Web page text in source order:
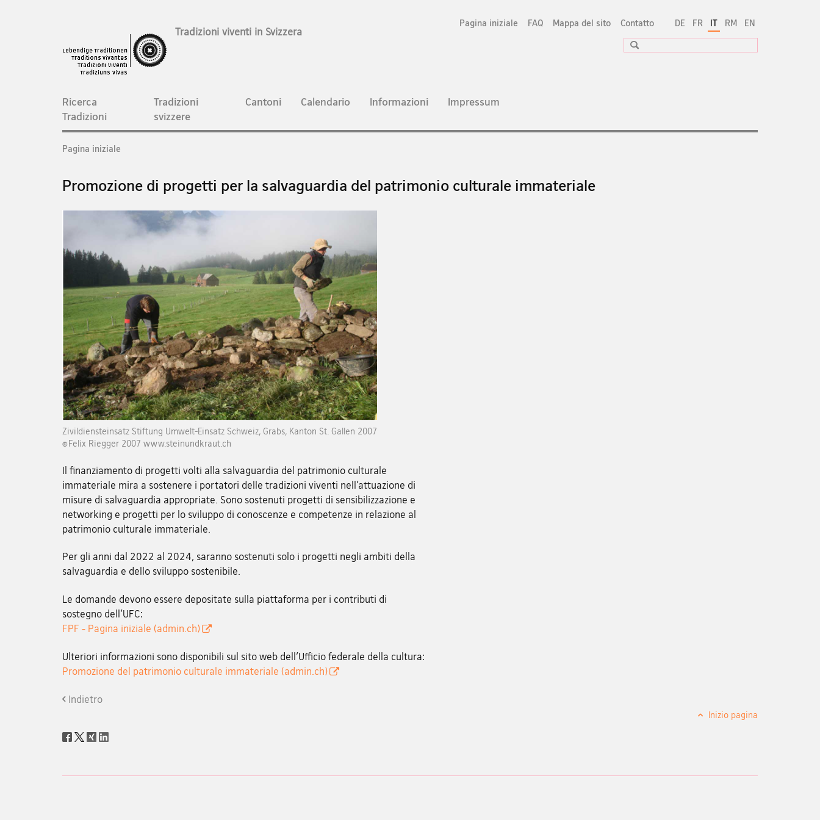
DE FR IT RM EN
Pagina iniziale FAQ Mappa del sito Contatto
Tradizioni viventi in Svizzera
Ricerca
Navigation
Ricerca
Tradizioni
Tradizioni
svizzere
Cantoni Calendario Informazioni Impressum
Breadcrumb
Pagina iniziale
Promozione di progetti per la salvaguardia del patrimonio culturale immateriale
Zivildiensteinsatz Stiftung Umwelt-Einsatz Schweiz, Grabs, Kanton St. Gallen 2007
©Felix Riegger 2007 www.steinundkraut.ch
Il finanziamento di progetti volti alla salvaguardia del patrimonio culturale
immateriale mira a sostenere i portatori delle tradizioni viventi nell’attuazione di
misure di salvaguardia appropriate. Sono sostenuti progetti di sensibilizzazione e
networking e progetti per lo sviluppo di conoscenze e competenze in relazione al
patrimonio culturale immateriale.
Per gli anni dal 2022 al 2024, saranno sostenuti solo i progetti negli ambiti della
salvaguardia e dello sviluppo sostenibile.
Le domande devono essere depositate sulla piattaforma per i contributi di
sostegno dell’UFC:
FPF - Pagina iniziale (admin.ch)
Ulteriori informazioni sono disponibili sul sito web dell'Ufficio federale della cultura:
Promozione del patrimonio culturale immateriale (admin.ch)
Indietro
Inizio pagina
Social